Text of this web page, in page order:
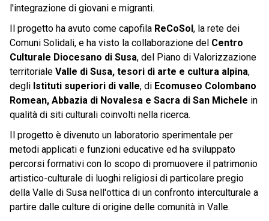
l'integrazione di giovani e migranti.
Il progetto ha avuto come capofila ReCoSol, la rete dei
Comuni Solidali, e ha visto la collaborazione del Centro
Culturale Diocesano di Susa, del Piano di Valorizzazione
territoriale Valle di Susa, tesori di arte e cultura alpina,
degli Istituti superiori di valle, di Ecomuseo Colombano
Romean, Abbazia di Novalesa e Sacra di San Michele in
qualità di siti culturali coinvolti nella ricerca.
Il progetto è divenuto un laboratorio sperimentale per
metodi applicati e funzioni educative ed ha sviluppato
percorsi formativi con lo scopo di promuovere il patrimonio
artistico-culturale di luoghi religiosi di particolare pregio
della Valle di Susa nell'ottica di un confronto interculturale a
partire dalle culture di origine delle comunità in Valle.